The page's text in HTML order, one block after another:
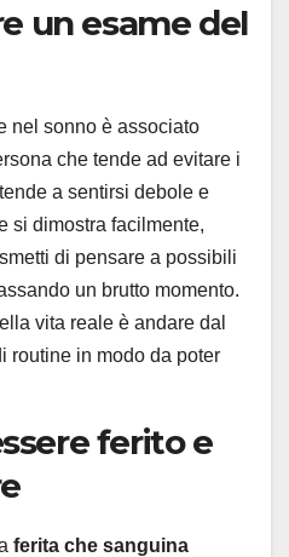
un esame del
nel sonno è associato
che tende ad evitare i
a sentirsi debole e
si dimostra facilmente,
di pensare a possibili
un brutto momento.
vita reale è andare dal
routine in modo da poter
ferito e
ferita che sanguina